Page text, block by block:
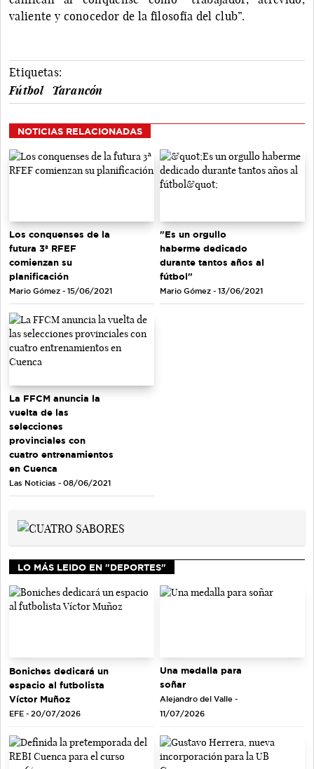
valiente y conocedor de la filosofía del club”.
Etiquetas:
Fútbol
Tarancón
NOTICIAS RELACIONADAS
Los conquenses de la
futura 3ª RFEF
comienzan su
planificación
Mario Gómez - 15/06/2021
"Es un orgullo
haberme dedicado
durante tantos años al
fútbol"
Mario Gómez - 13/06/2021
La FFCM anuncia la
vuelta de las
selecciones
provinciales con
cuatro entrenamientos
en Cuenca
Las Noticias - 08/06/2021
LO MÁS LEIDO EN "DEPORTES"
Boniches dedicará un
espacio al futbolista
Víctor Muñoz
EFE - 20/07/2026
Una medalla para
soñar
Alejandro del Valle -
11/07/2026